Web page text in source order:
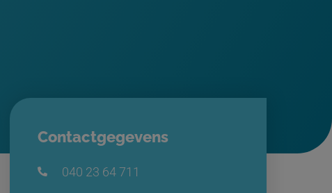
Contactgegevens
040 23 64 711